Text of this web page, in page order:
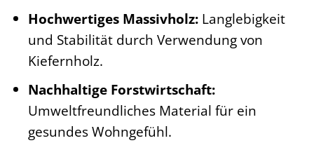
Hochwertiges Massivholz: Langlebigkeit
und Stabilität durch Verwendung von
Kiefernholz.
Nachhaltige Forstwirtschaft:
Umweltfreundliches Material für ein
gesundes Wohngefühl.